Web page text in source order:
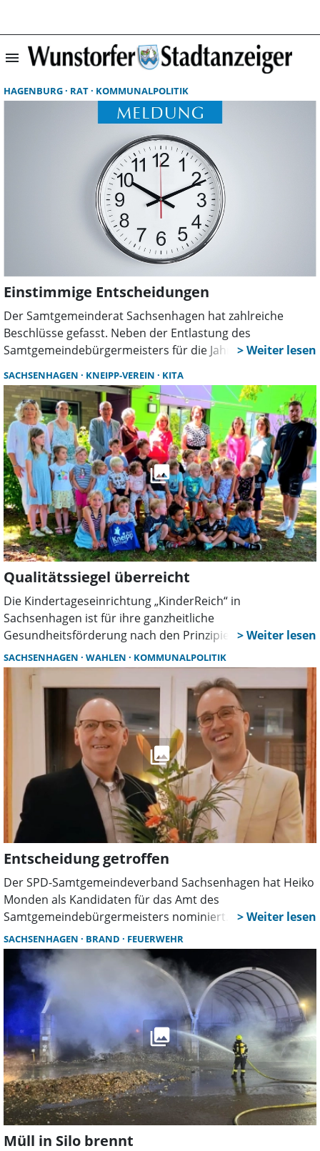
menu Startseite |
HAGENBURG RAT KOMMUNALPOLITIK
Einstimmige Entscheidungen
Der Samtgemeinderat Sachsenhagen hat zahlreiche
Beschlüsse gefasst. Neben der Entlastung des
Samtgemeindebürgermeisters für die Jahre 2020 bis 2022
Personalentscheidungen sowie die Zukunft eines
möglichen zentralen Rathauses auf der Tagesordnung.
SACHSENHAGEN KNEIPP-VEREIN KITA
Qualitätssiegel überreicht
Die Kindertageseinrichtung „KinderReich“ in
Sachsenhagen ist für ihre ganzheitliche
Gesundheitsförderung nach den Prinzipien Sebastian
Kneipps ausgezeichnet worden. Vertreter des Kneipp-
Bundes überreichten Zertifikat, Siegel und Wimpel bei
einer feierlichen Veranstaltung vor Ort.
SACHSENHAGEN WAHLEN KOMMUNALPOLITIK
Entscheidung getroffen
Der SPD-Samtgemeindeverband Sachsenhagen hat Heiko
Monden als Kandidaten für das Amt des
Samtgemeindebürgermeisters nominiert. Monden will die
Samtgemeinde aktiv gestalten, setzt auf Transparenz in
der Verwaltung und bringt umfangreiche Verwaltungs-
und Kommunalerfahrung mit.
SACHSENHAGEN BRAND FEUERWEHR
Müll in Silo brennt